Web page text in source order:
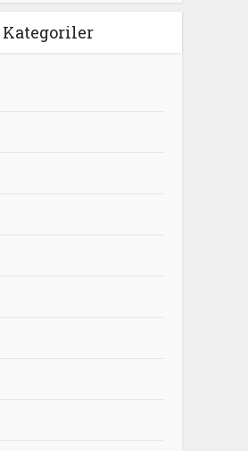
Kategoriler